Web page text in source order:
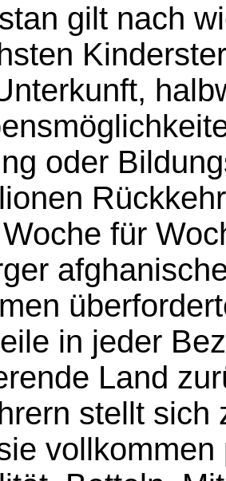
gilt nach
oder
für
in jeder
Land
stellt sich